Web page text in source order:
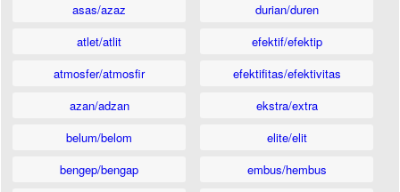
asas/azaz
atlet/atlit
atmosfer/atmosfir
azan/adzan
belum/belom
bengep/bengap
durian/duren
efektif/efektip
efektifitas/efektivitas
ekstra/extra
elite/elit
embus/hembus